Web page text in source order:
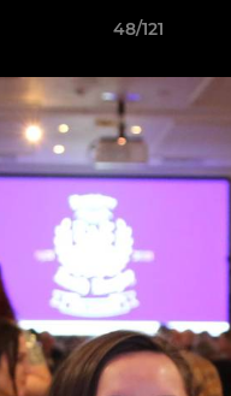
48/121